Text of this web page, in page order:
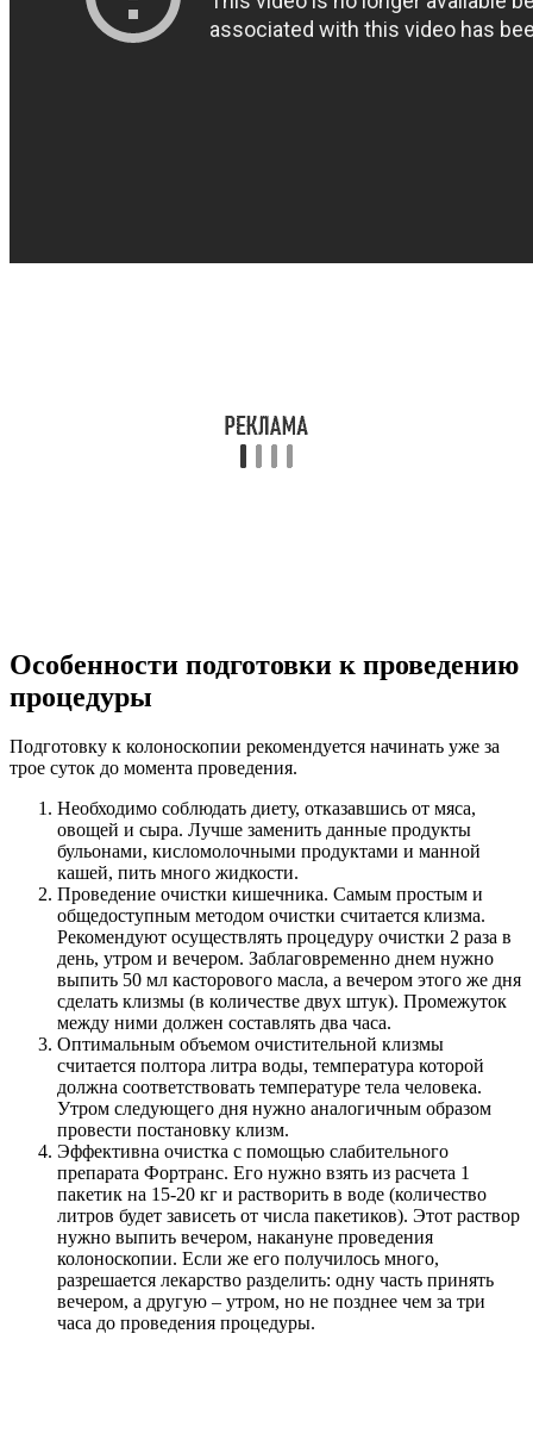
Особенности подготовки к проведению
процедуры
Подготовку к колоноскопии рекомендуется начинать уже за
трое суток до момента проведения.
Необходимо соблюдать диету, отказавшись от мяса,
овощей и сыра. Лучше заменить данные продукты
бульонами, кисломолочными продуктами и манной
кашей, пить много жидкости.
Проведение очистки кишечника. Самым простым и
общедоступным методом очистки считается клизма.
Рекомендуют осуществлять процедуру очистки 2 раза в
день, утром и вечером. Заблаговременно днем нужно
выпить 50 мл касторового масла, а вечером этого же дня
сделать клизмы (в количестве двух штук). Промежуток
между ними должен составлять два часа.
Оптимальным объемом очистительной клизмы
считается полтора литра воды, температура которой
должна соответствовать температуре тела человека.
Утром следующего дня нужно аналогичным образом
провести постановку клизм.
Эффективна очистка с помощью слабительного
препарата Фортранс. Его нужно взять из расчета 1
пакетик на 15-20 кг и растворить в воде (количество
литров будет зависеть от числа пакетиков). Этот раствор
нужно выпить вечером, накануне проведения
колоноскопии. Если же его получилось много,
разрешается лекарство разделить: одну часть принять
вечером, а другую – утром, но не позднее чем за три
часа до проведения процедуры.